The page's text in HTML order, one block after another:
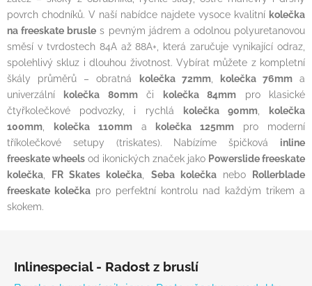
povrch chodníků. V naší nabídce najdete vysoce kvalitní kolečka
na freeskate brusle s pevným jádrem a odolnou polyuretanovou
směsí v tvrdostech 84A až 88A+, která zaručuje vynikající odraz,
spolehlivý skluz i dlouhou životnost. Vybírat můžete z kompletní
škály průměrů – obratná
kolečka 72mm, kolečka 76mma
univerzální kolečka 80mmči kolečka 84mm pro klasické
čtyřkolečkové podvozky, i rychlá
kolečka 90mm,
kolečka
100mm
kolečka 110mma kolečka 125mm pro moderní
tříkolečkové setupy (triskates). Nabízíme špičková inline
freeskate wheels od ikonických značek jako Powerslide freeskate
kolečka
FR Skates kolečka Seba kolečkanebo
Rollerblade
freeskate kolečka pro perfektní kontrolu nad každým trikem a
skokem.
Inlinespecial - Radost z bruslí